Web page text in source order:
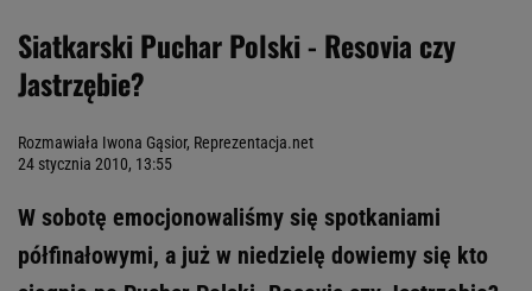
Siatkarski Puchar Polski - Resovia czy
Jastrzębie?
Rozmawiała Iwona Gąsior, Reprezentacja.net
24 stycznia 2010, 13:55
W sobotę emocjonowaliśmy się spotkaniami
półfinałowymi, a już w niedzielę dowiemy się kto